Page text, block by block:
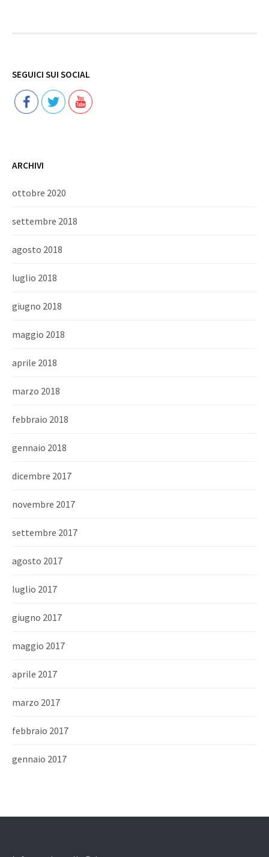
SEGUICI SUI SOCIAL
ARCHIVI
ottobre 2020
settembre 2018
agosto 2018
luglio 2018
giugno 2018
maggio 2018
aprile 2018
marzo 2018
febbraio 2018
gennaio 2018
dicembre 2017
novembre 2017
settembre 2017
agosto 2017
luglio 2017
giugno 2017
maggio 2017
aprile 2017
marzo 2017
febbraio 2017
gennaio 2017